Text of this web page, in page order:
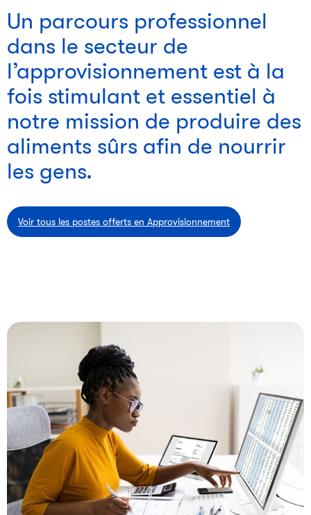
Un parcours professionnel
dans le secteur de
l’approvisionnement est à la
fois stimulant et essentiel à
notre mission de produire des
aliments sûrs afin de nourrir
les gens.
Voir tous les postes offerts en Approvisionnement